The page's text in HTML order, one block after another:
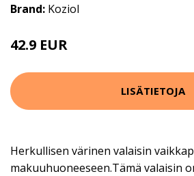
Brand: Koziol
42.9 EUR
LISÄTIETOJA
Herkullisen värinen valaisin
makuuhuoneeseen.Tämä valaisin